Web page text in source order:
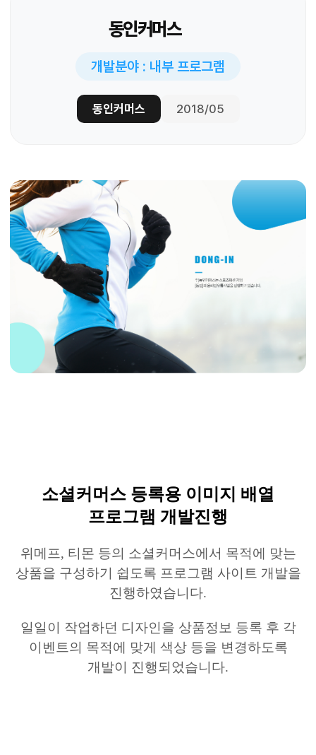
동인커머스
개발분야 : 내부 프로그램
동인커머스 2018/05
소셜커머스 등록용 이미지 배열
프로그램 개발진행
위메프, 티몬 등의 소셜커머스에서 목적에 맞는
상품을 구성하기 쉽도록 프로그램 사이트 개발을
진행하였습니다.
일일이 작업하던 디자인을 상품정보 등록 후 각
이벤트의 목적에 맞게 색상 등을 변경하도록
개발이 진행되었습니다.